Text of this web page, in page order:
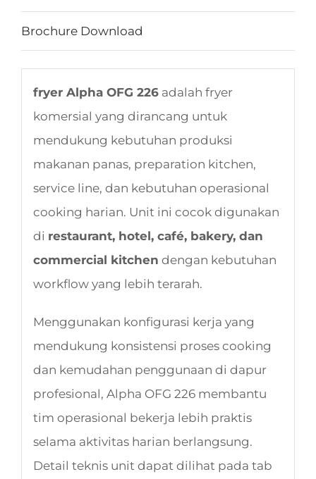
Brochure Download
fryer Alpha OFG 226adalah fryer
komersial yang dirancang untuk
mendukung kebutuhan produksi
makanan panas, preparation kitchen,
service line, dan kebutuhan operasional
cooking harian. Unit ini cocok digunakan
di restaurant, hotel, café, bakery, dan
commercial kitchen dengan kebutuhan
workflow yang lebih terarah.
Menggunakan konfigurasi kerja yang
mendukung konsistensi proses cooking
dan kemudahan penggunaan di dapur
profesional, Alpha OFG 226 membantu
tim operasional bekerja lebih praktis
selama aktivitas harian berlangsung.
Detail teknis unit dapat dilihat pada tab